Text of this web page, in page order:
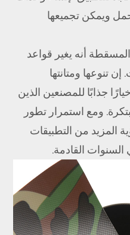
ويمكن تجميعها
أنه يغير قواعد
تنوعها ومتانتها
جذابًا للمصنعين الذين
ومع استمرار تطور
المزيد من التطبيقات
السنوات القادمة.